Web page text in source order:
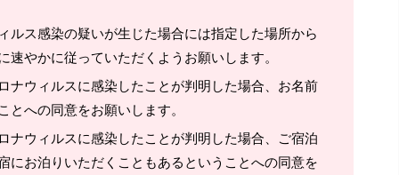
ルス感染の疑いが生じた場合には指定した場所から
速やかに従っていただくようお願いします。
ナウィルスに感染したことが判明した場合、お名前
への同意をお願いします。
ナウィルスに感染したことが判明した場合、ご宿泊
にお泊りいただくこともあるということへの同意を